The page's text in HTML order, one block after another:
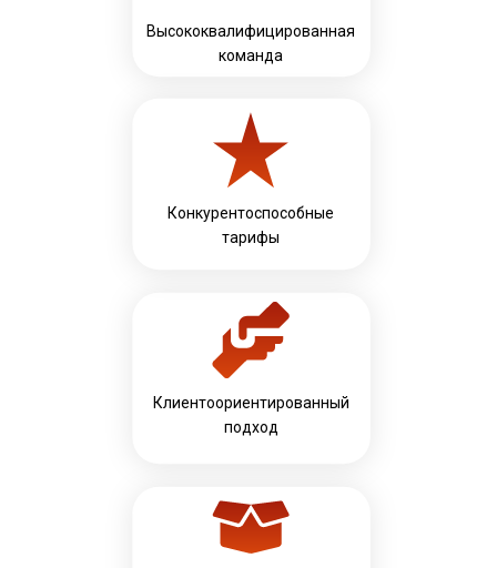
Высококвалифицированная
команда
Клиентоориентированный
подход
Конкурентоспособные
тарифы